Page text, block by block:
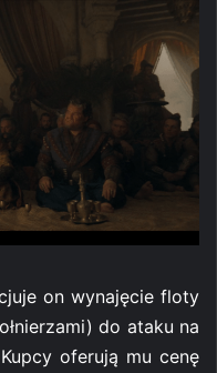
on wynajęcie floty
do ataku na
oferują mu cenę